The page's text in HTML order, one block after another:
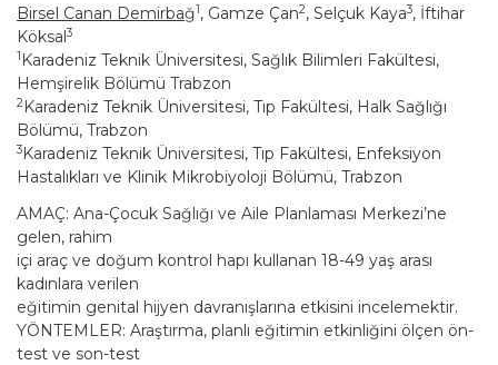
Birsel Canan Demirbağ1, Gamze Çan2, Selçuk Kaya3, İftihar
Köksal3
1 Karadeniz Teknik Üniversitesi, Sağlık Bilimleri Fakültesi,
Hemşirelik Bölümü Trabzon
2Karadeniz Teknik Üniversitesi, Tıp Fakültesi, Halk Sağlığı
Bölümü, Trabzon
3Karadeniz Teknik Üniversitesi, Tıp Fakültesi, Enfeksiyon
Hastalıkları ve Klinik Mikrobiyoloji Bölümü, Trabzon
AMAÇ: Ana-Çocuk Sağlığı ve Aile Planlaması Merkezi’ne
gelen, rahim
içi araç ve doğum kontrol hapı kullanan 18-49 yaş arası
kadınlara verilen
eğitimin genital hijyen davranışlarına etkisini incelemektir.
YÖNTEMLER: Araştırma, planlı eğitimin etkinliğini ölçen ön-
test ve son-test